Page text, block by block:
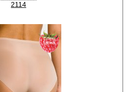
2114
спец
цена